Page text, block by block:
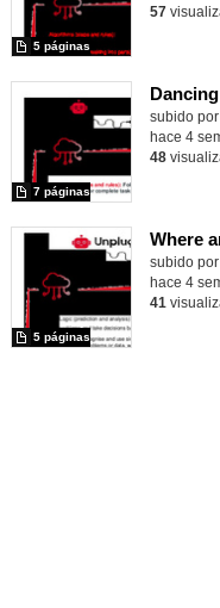
5 páginas
57
subido por
7 páginas
hace 4
48
Where
subido por
5 páginas
hace 4
41